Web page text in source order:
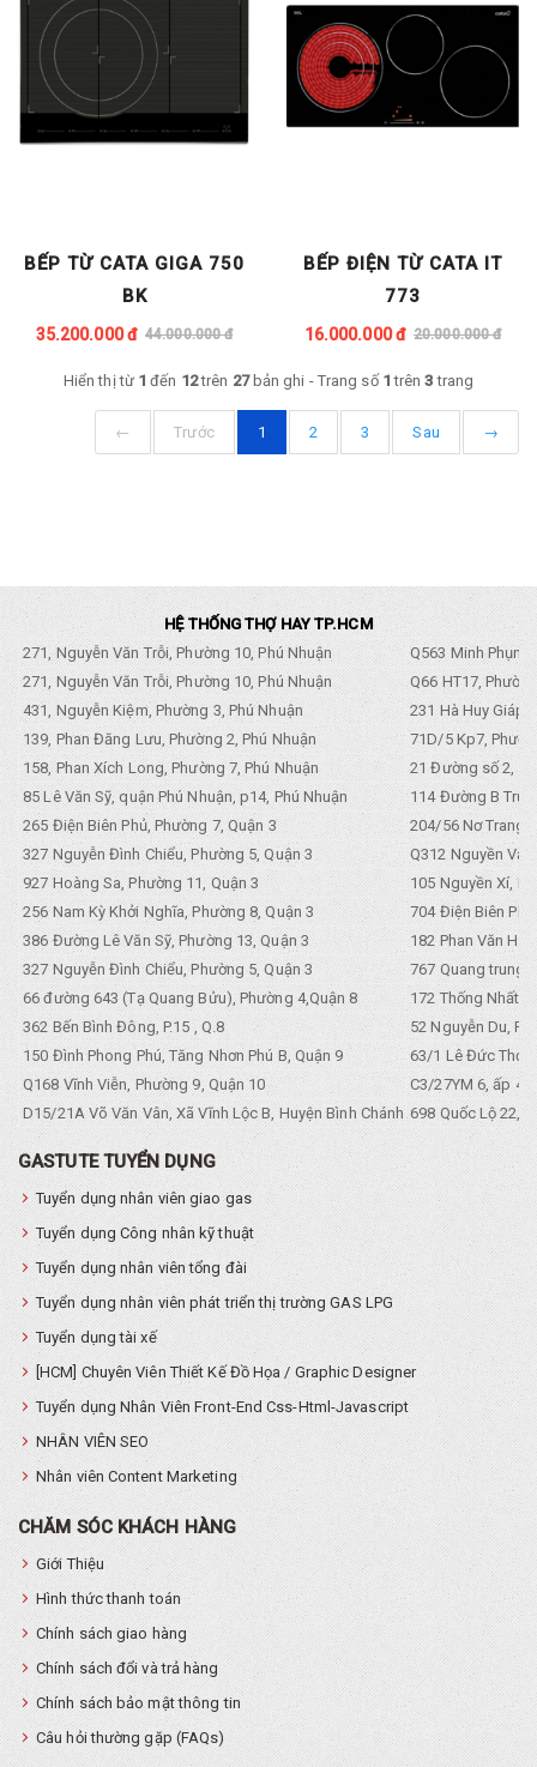
BẾP TỪ CATA GIGA 750
BK
35.200.000 đ 44.000.000 đ
BẾP ĐIỆN TỪ CATA IT
773
16.000.000 đ 20.000.000 đ
Hiển thị từ 1đến 12trên 27 bản ghi - Trang số 1trên3trang
← Trước 1 2 3 Sau →
HỆ THỐNG THỢ HAY TP.HCM
271, Nguyễn Văn Trỗi, Phường 10, Phú Nhuận
Q563 Minh
271, Nguyễn Văn Trỗi, Phường 10, Phú Nhuận
Q66 HT17,
431, Nguyễn Kiệm, Phường 3, Phú Nhuận
231 Hà Huy Giáp,
139, Phan Đăng Lưu, Phường 2, Phú Nhuận
71D/5 Kp7,
158, Phan Xích Long, Phường 7, Phú Nhuận
21 Đường số 2,
85 Lê Văn Sỹ, quận Phú Nhuận, p14, Phú Nhuận
114 Đường B
265 Điện Biên Phủ, Phường 7, Quận 3
204/56 Nơ Trang
327 Nguyễn Đình Chiểu, Phường 5, Quận 3
Q312 Nguyền
927 Hoàng Sa, Phường 11, Quận 3
105 Nguyền Xí,
256 Nam Kỳ Khởi Nghĩa, Phường 8, Quận 3
704 Điện Biên
386 Đường Lê Văn Sỹ, Phường 13, Quận 3
182 Phan Văn
327 Nguyễn Đình Chiểu, Phường 5, Quận 3
767 Quang trung,
66 đường 643 (Tạ Quang Bửu), Phường 4,Quận 8
172 Thống Nhất.
362 Bến Bình Đông, P.15 , Q.8
52 Nguyễn Du,
150 Đình Phong Phú, Tăng Nhơn Phú B, Quận 9
63/1 Lê Đức Thọ,
Q168 Vĩnh Viễn, Phường 9, Quận 10
C3/27YM 6, ấp 4,
D15/21A Võ Văn Vân, Xã Vĩnh Lộc B, Huyện Bình Chánh 698 Quốc Lộ 22,
GASTUTE TUYỂN DỤNG
Tuyển dụng nhân viên giao gas
Tuyển dụng Công nhân kỹ thuật
Tuyển dụng nhân viên tổng đài
Tuyển dụng nhân viên phát triển thị trường GAS LPG
Tuyển dụng tài xế
[HCM] Chuyên Viên Thiết Kế Đồ Họa / Graphic Designer
Tuyển dụng Nhân Viên Front-End Css-Html-Javascript
NHÂN VIÊN SEO
Nhân viên Content Marketing
CHĂM SÓC KHÁCH HÀNG
Giới Thiệu
Hình thức thanh toán
Chính sách giao hàng
Chính sách đổi và trả hàng
Chính sách bảo mật thông tin
Câu hỏi thường gặp (FAQs)